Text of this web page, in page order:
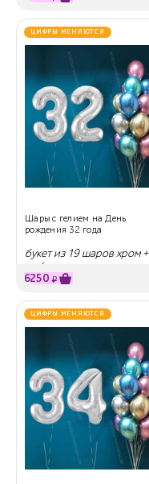
ЦИФРЫ МЕНЯЮТСЯ
Шары с гелием на День
рождения 32 года
букет из 19 шаров хром +
цифры
6250 ₽
ЦИФРЫ МЕНЯЮТСЯ